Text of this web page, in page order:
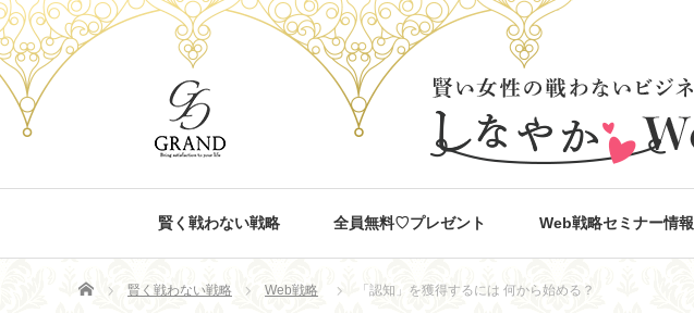
賢く戦わない戦略 全員無料♡プレゼント Web戦略セミナー情報
Home 賢く戦わない戦略 Web戦略 「認知」を獲得するには 何から始める？